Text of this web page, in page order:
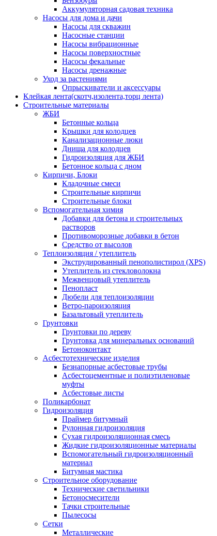
Аккумуляторная садовая техника
Насосы для дома и дачи
Насосы для скважин
Насосные станции
Насосы вибрационные
Насосы поверхностные
Насосы фекальные
Насосы дренажные
Уход за растениями
Опрыскиватели и аксессуары
Клейкая лента(скотч,изолента,торц лента)
Строительные материалы
ЖБИ
Бетонные кольца
Крышки для колодцев
Канализационные люки
Днища для колодцев
Гидроизоляция для ЖБИ
Бетонное кольца с дном
Кирпичи, Блоки
Кладочные смеси
Строительные кирпичи
Строительные блоки
Вспомогательная химия
Добавки для бетона и строительных
растворов
Противоморозные добавки в бетон
Средство от высолов
Теплоизоляция / утеплитель
Экструдированный пенополистирол (XPS)
Утеплитель из стекловолокна
Межвенцовый утеплитель
Пенопласт
Дюбели для теплоизоляции
Ветро-пароизоляция
Базальтовый утеплитель
Грунтовки
Грунтовки по дереву
Грунтовка для минеральных оснований
Бетоноконтакт
Асбестотехнические изделия
Безнапорные асбестовые трубы
Асбестоцементные и полиэтиленовые
муфты
Асбестовые листы
Поликарбонат
Гидроизоляция
Праймер битумный
Рулонная гидроизоляция
Сухая гидроизоляционная смесь
Жидкие гидроизоляционные материалы
Вспомогательный гидроизоляционный
материал
Битумная мастика
Строительное оборудование
Технические светильники
Бетоносмесители
Тачки строительные
Пылесосы
Сетки
Металлические